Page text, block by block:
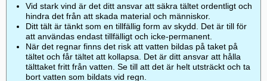
Vid stark vind är det ditt ansvar att säkra tältet ordentligt och
hindra det från att skada material och människor.
Ditt tält är tänkt som en tillfällig form av skydd. Det är till för
att användas endast tillfälligt och icke-permanent.
När det regnar finns det risk att vatten bildas på taket på
tältet och får tältet att kollapsa. Det är ditt ansvar att hålla
tälttaket fritt från vatten. Se till att det är helt utsträckt och ta
bort vatten som bildats vid regn.